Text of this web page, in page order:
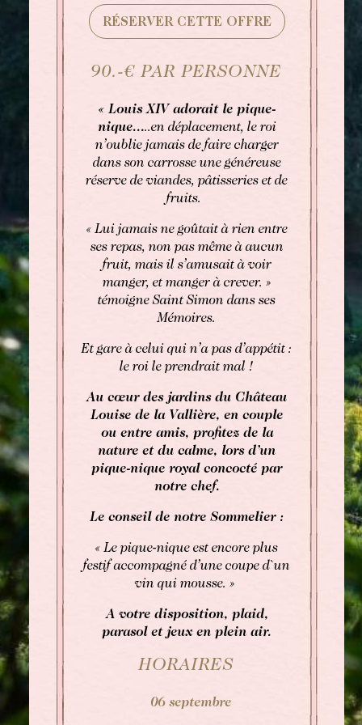
Afternoon Tea
RÉSERVER CETTE OFFRE
90.-€ PAR PERSONNE
« Louis XIV adorait le pique-
nique.....en déplacement, le roi
n’oublie jamais de faire charger
dans son carrosse une généreuse
réserve de viandes, pâtisseries et de
fruits.
« Lui jamais ne goûtait à rien entre
ses repas, non pas même à aucun
fruit, mais il s’amusait à voir
manger, et manger à crever. »
témoigne Saint Simon dans ses
Mémoires.
Et gare à celui qui n’a pas d’appétit :
le roi le prendrait mal !
Au cœur des jardins du Château
Louise de la Vallière, en couple
ou entre amis, profitez de la
nature et du calme, lors d’un
pique-nique royal concocté par
notre chef.
Le conseil de notre Sommelier :
« Le pique-nique est encore plus
festif accompagné d’une coupe d`un
vin qui mousse. »
A votre disposition, plaid,
parasol et jeux en plein air.
HORAIRES
06 septembre